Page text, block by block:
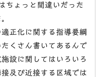
ちょっと間違いだった
正化に関する指導要綱
くさん書いてあるんで
設に関してはいろいろ
及び近接する区域では